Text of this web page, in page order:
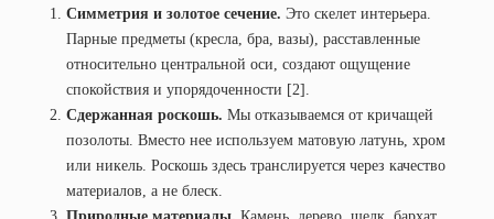
Симметрия и золотое сечение. Это скелет интерьера.
Парные предметы (кресла, бра, вазы), расставленные
относительно центральной оси, создают ощущение
спокойствия и упорядоченности [2].
Сдержанная роскошь. Мы отказываемся от кричащей
позолоты. Вместо нее используем матовую латунь, хром
или никель. Роскошь здесь транслируется через качество
материалов, а не блеск.
Природные материалы. Камень, дерево, шелк, бархат.